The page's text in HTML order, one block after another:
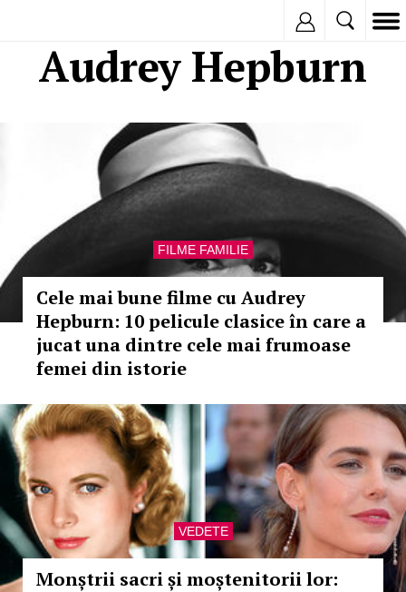
Audrey Hepburn
FILME FAMILIE
Cele mai bune filme cu Audrey
Hepburn: 10 pelicule clasice în care a
jucat una dintre cele mai frumoase
femei din istorie
VEDETE
Monștrii sacri și moștenitorii lor: